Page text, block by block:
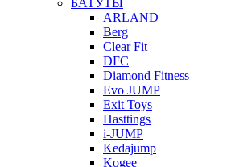
БАТУТЫ
ARLAND
Berg
Clear Fit
DFC
Diamond Fitness
Evo JUMP
Exit Toys
Hasttings
i-JUMP
Kedajump
Kogee